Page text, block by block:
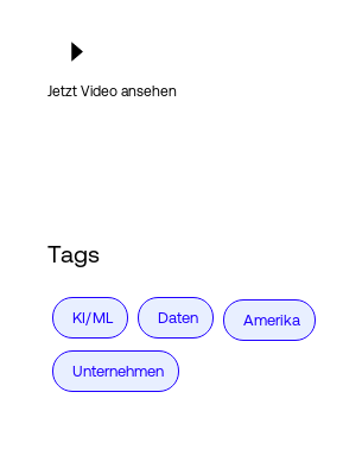
Jetzt Video ansehen
Tags
KI/ML Daten Amerika
Unternehmen